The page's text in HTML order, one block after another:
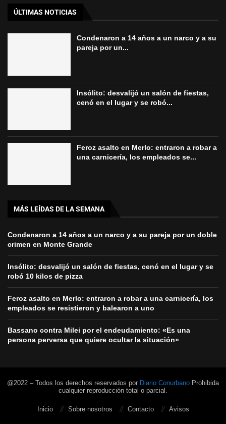
ÚLTIMAS NOTICIAS
Condenaron a 14 años a un narco y a su
pareja por un...
Insólito: desvalijó un salón de fiestas,
cenó en el lugar y se robó...
Feroz asalto en Merlo: entraron a robar a
una carnicería, los empleados se...
MÁS LEÍDAS DE LA SEMANA
Condenaron a 14 años a un narco y a su pareja por un doble
crimen en Monte Grande
Insólito: desvalijó un salón de fiestas, cenó en el lugar y se
robó 10 kilos de pizza
Feroz asalto en Merlo: entraron a robar a una carnicería, los
empleados se resistieron y balearon a uno
Bassano contra Milei por el endeudamiento: «Es una
persona perversa que quiere ocultar la situación»
@2022 – Todos los derechos reservados por Diario Conurbano Prohibida
cualquier reproducción total o parcial.
Inicio Sobre nosotros Contacto Avisos